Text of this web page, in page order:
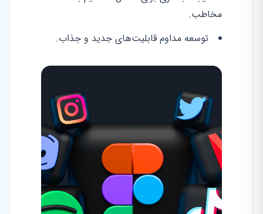
مخاطب.
توسعه مداوم قابلیت‌های جدید و جذاب.